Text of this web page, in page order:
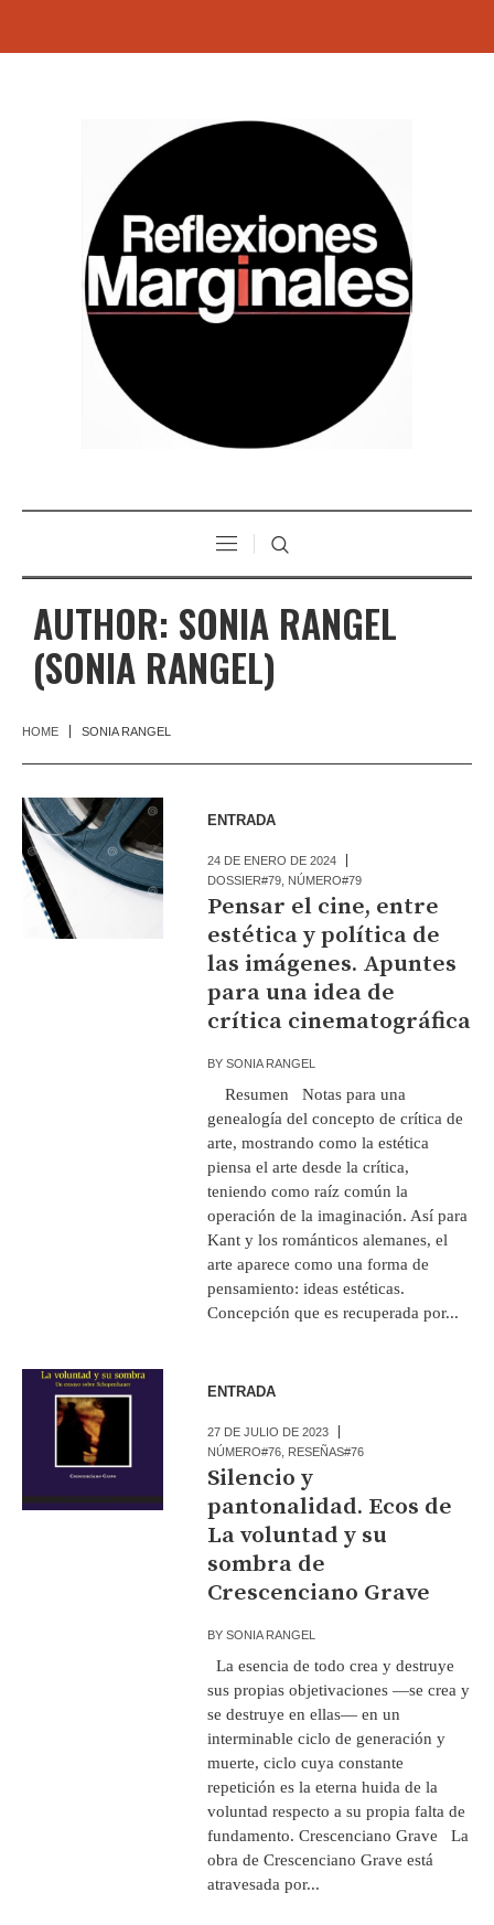
AUTHOR: SONIA RANGEL
(SONIA RANGEL)
HOME SONIA RANGEL
ENTRADA
24 DE ENERO DE 2024
DOSSIER#79 NÚMERO#79
Pensar el cine, entre
estética y política de
las imágenes. Apuntes
para una idea de
crítica cinematográfica
BYSONIA RANGEL
Resumen Notas para una
genealogía del concepto de crítica de
arte, mostrando como la estética
piensa el arte desde la crítica,
teniendo como raíz común la
operación de la imaginación. Así para
Kant y los románticos alemanes, el
arte aparece como una forma de
pensamiento: ideas estéticas.
Concepción que es recuperada por...
ENTRADA
27 DE JULIO DE 2023
NÚMERO#76 RESEÑAS#76
Silencio y
pantonalidad. Ecos de
La voluntad y su
sombra de
Crescenciano Grave
BYSONIA RANGEL
La esencia de todo crea y destruye
sus propias objetivaciones —se crea y
se destruye en ellas— en un
interminable ciclo de generación y
muerte, ciclo cuya constante
repetición es la eterna huida de la
voluntad respecto a su propia falta de
fundamento. Crescenciano Grave La
obra de Crescenciano Grave está
atravesada por...